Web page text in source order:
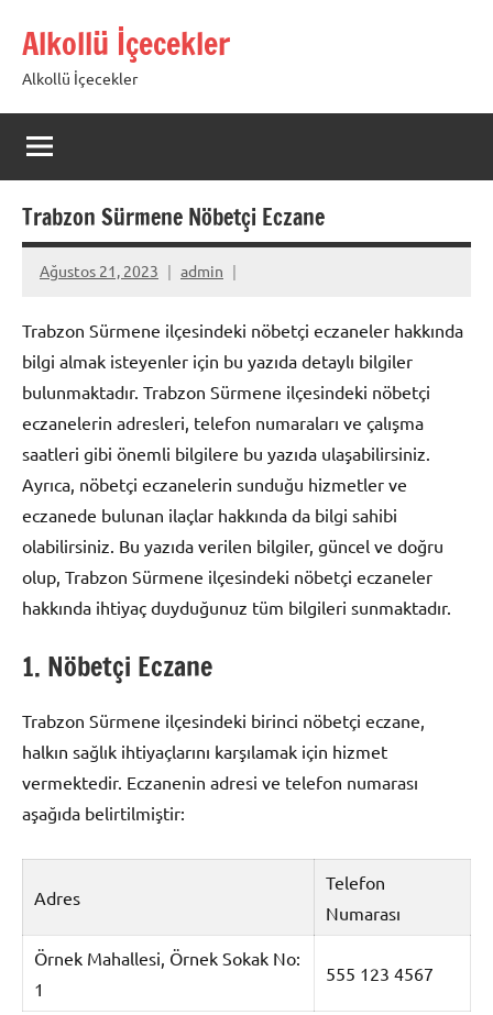
geçAlkollü İçecekler
Alkollü İçecekler
Trabzon Sürmene Nöbetçi Eczane
Ağustos 21, 2023 admin
Trabzon Sürmene ilçesindeki nöbetçi eczaneler hakkında
bilgi almak isteyenler için bu yazıda detaylı bilgiler
bulunmaktadır. Trabzon Sürmene ilçesindeki nöbetçi
eczanelerin adresleri, telefon numaraları ve çalışma
saatleri gibi önemli bilgilere bu yazıda ulaşabilirsiniz.
Ayrıca, nöbetçi eczanelerin sunduğu hizmetler ve
eczanede bulunan ilaçlar hakkında da bilgi sahibi
olabilirsiniz. Bu yazıda verilen bilgiler, güncel ve doğru
olup, Trabzon Sürmene ilçesindeki nöbetçi eczaneler
hakkında ihtiyaç duyduğunuz tüm bilgileri sunmaktadır.
1. Nöbetçi Eczane
Trabzon Sürmene ilçesindeki birinci nöbetçi eczane,
halkın sağlık ihtiyaçlarını karşılamak için hizmet
vermektedir. Eczanenin adresi ve telefon numarası
aşağıda belirtilmiştir:
Adres
Telefon
Numarası
Örnek Mahallesi, Örnek Sokak No:
1
555 123 4567